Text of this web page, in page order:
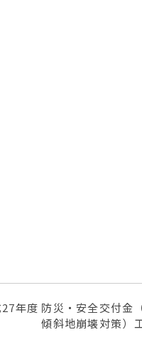
年度 防災・安全交付金
傾斜地崩壊対策）